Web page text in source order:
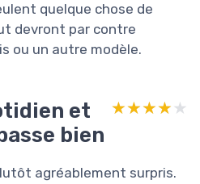
quelque chose de
devront par contre
ou un autre modèle.
et
bien
★★★★★
★★★★★
agréablement surpris.